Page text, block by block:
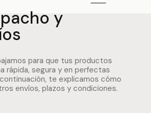
y
para que tus productos
rápida, segura y en perfectas
te explicamos cómo
envíos, plazos y condiciones.